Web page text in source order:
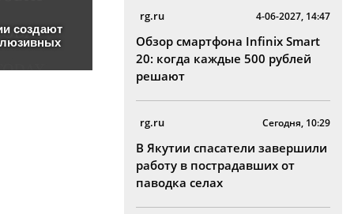
rg.ru 4-06-2027, 14:47
Обзор смартфона Infinix Smart
20: когда каждые 500 рублей
решают
rg.ru Сегодня, 10:29
В Якутии спасатели завершили
работу в пострадавших от
паводка селах